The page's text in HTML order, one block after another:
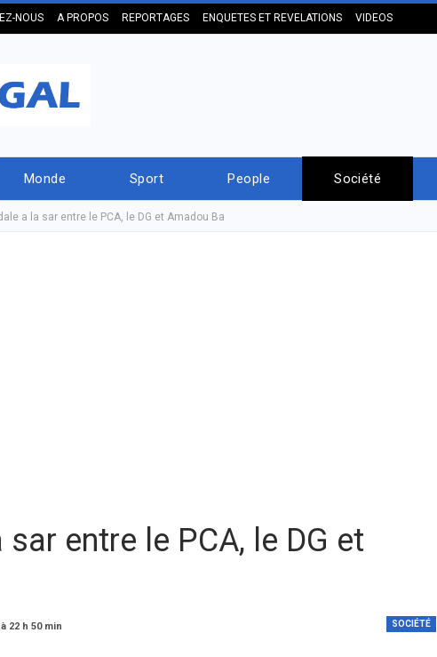
NOUS A PROPOS REPORTAGES ENQUETES ET REVELATIONS VIDEOS
Monde Sport People Société
a la sar entre le PCA, le DG et Amadou Ba
entre le PCA, le DG et
SOCIÉTÉ
22 h 50 min